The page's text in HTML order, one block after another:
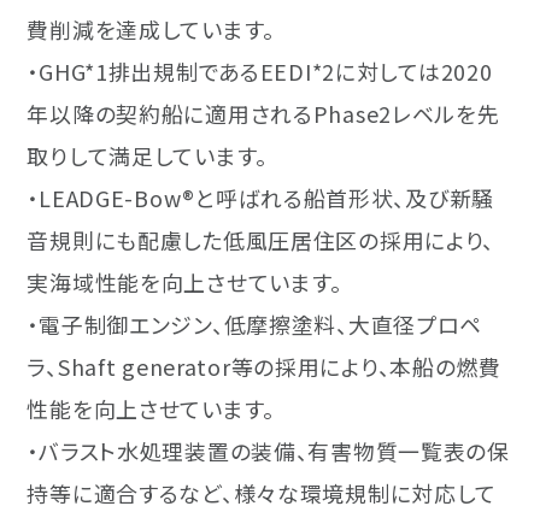
費削減を達成しています。
・GHG*1排出規制であるEEDI*2に対しては2020
年以降の契約船に適用されるPhase2レベルを先
取りして満足しています。
・LEADGE-Bow®と呼ばれる船首形状、及び新騒
音規則にも配慮した低風圧居住区の採用により、
実海域性能を向上させています。
・電子制御エンジン、低摩擦塗料、大直径プロペ
ラ、Shaft generator等の採用により、本船の燃費
性能を向上させています。
・バラスト水処理装置の装備、有害物質一覧表の保
持等に適合するなど、様々な環境規制に対応して